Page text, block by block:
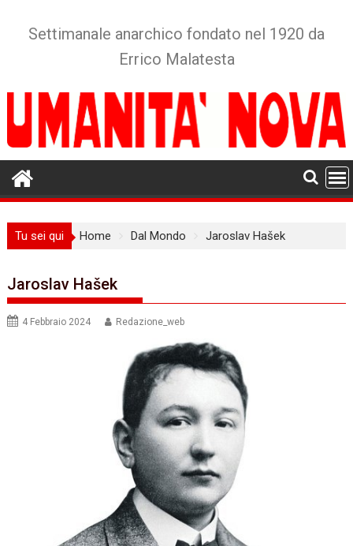
Settimanale anarchico fondato nel 1920 da
Errico Malatesta
Tu sei qui Home Dal Mondo Jaroslav Hašek
Jaroslav Hašek
4 Febbraio 2024 Redazione_web